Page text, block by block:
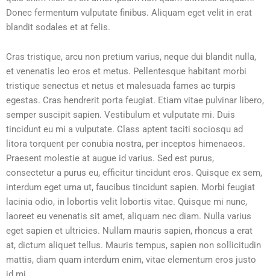
Donec fermentum vulputate finibus. Aliquam eget velit in erat
blandit sodales et at felis.
Cras tristique, arcu non pretium varius, neque dui blandit nulla,
et venenatis leo eros et metus. Pellentesque habitant morbi
tristique senectus et netus et malesuada fames ac turpis
egestas. Cras hendrerit porta feugiat. Etiam vitae pulvinar libero,
semper suscipit sapien. Vestibulum et vulputate mi. Duis
tincidunt eu mi a vulputate. Class aptent taciti sociosqu ad
litora torquent per conubia nostra, per inceptos himenaeos.
Praesent molestie at augue id varius. Sed est purus,
consectetur a purus eu, efficitur tincidunt eros. Quisque ex sem,
interdum eget urna ut, faucibus tincidunt sapien. Morbi feugiat
lacinia odio, in lobortis velit lobortis vitae. Quisque mi nunc,
laoreet eu venenatis sit amet, aliquam nec diam. Nulla varius
eget sapien et ultricies. Nullam mauris sapien, rhoncus a erat
at, dictum aliquet tellus. Mauris tempus, sapien non sollicitudin
mattis, diam quam interdum enim, vitae elementum eros justo